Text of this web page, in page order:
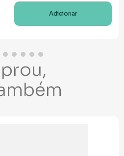
Adicionar